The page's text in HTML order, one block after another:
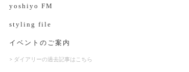
yoshiyo FM
styling file
イベントのご案内
> ダイアリーの過去記事はこちら